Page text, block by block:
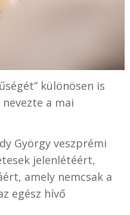
különösen is
a mai
György veszprémi
jelenlétéért,
amely nemcsak a
egész hívő